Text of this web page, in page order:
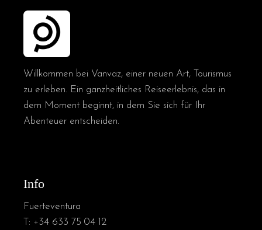
Willkommen bei Vanvaz, einer neuen Art, Tourismus
zu erleben. Ein ganzheitliches Reiseerlebnis, das in
dem Moment beginnt, in dem Sie sich für Ihr
Abenteuer entscheiden.
Info
Fuerteventura
T: +34 633 75 04 12